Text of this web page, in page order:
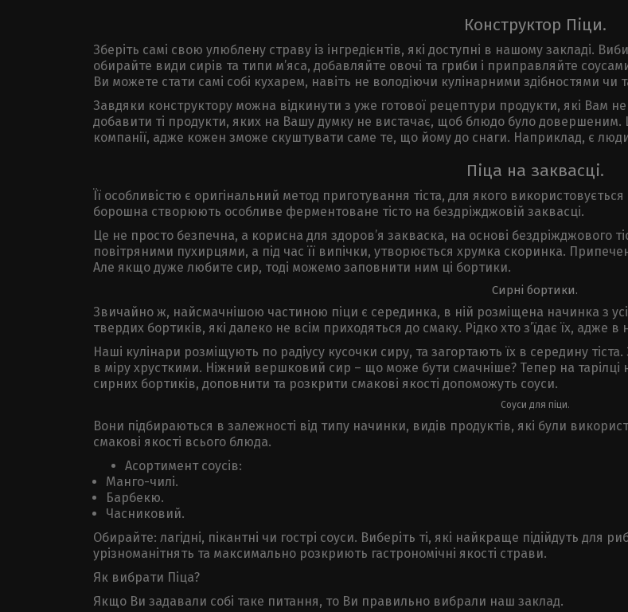
Конструктор Піци.
Зберіть самі свою улюблену страву із інгредієнтів, які доступні в нашому закладі.
обирайте види сирів та типи м’яса, добавляйте овочі та гриби і приправляйте
Ви можете стати самі собі кухарем, навіть не володіючи кулінарними здібностями чи
Завдяки конструктору можна відкинути з уже готової рецептури продукти, які Вам
добавити ті продукти, яких на Вашу думку не вистачає, щоб блюдо було
компанії, адже кожен зможе скуштувати саме те, що йому до снаги. Наприклад, є
Піца на заквасці.
Її особливістю є оригінальний метод приготування тіста, для якого
борошна створюють особливе ферментоване тісто на бездріжджовій заквасці.
Це не просто безпечна, а корисна для здоров’я закваска, на основі бездріжджового
повітряними пухирцями, а під час її випічки, утворюється хрумка скоринка.
Але якщо дуже любите сир, тоді можемо заповнити ним ці бортики.
Сирні бортики.
Звичайно ж, найсмачнішою частиною піци є серединка, в ній розміщена начинка з
твердих бортиків, які далеко не всім приходяться до смаку. Рідко хто з’їдає їх, адже
Наші кулінари розміщують по радіусу кусочки сиру, та загортають їх в середину
в міру хрусткими. Ніжний вершковий сир – що може бути смачніше? Тепер на
сирних бортиків, доповнити та розкрити смакові якості допоможуть соуси.
Соуси для піци.
Вони підбираються в залежності від типу начинки, видів продуктів, які були
смакові якості всього блюда.
Асортимент соусів:
Манго-чилі.
Барбекю.
Часниковий.
Обирайте: лагідні, пікантні чи гострі соуси. Виберіть ті, які найкраще підійдуть для
урізноманітнять та максимально розкриють гастрономічні якості страви.
Як вибрати Піца?
Якщо Ви задавали собі таке питання, то Ви правильно вибрали наш заклад.